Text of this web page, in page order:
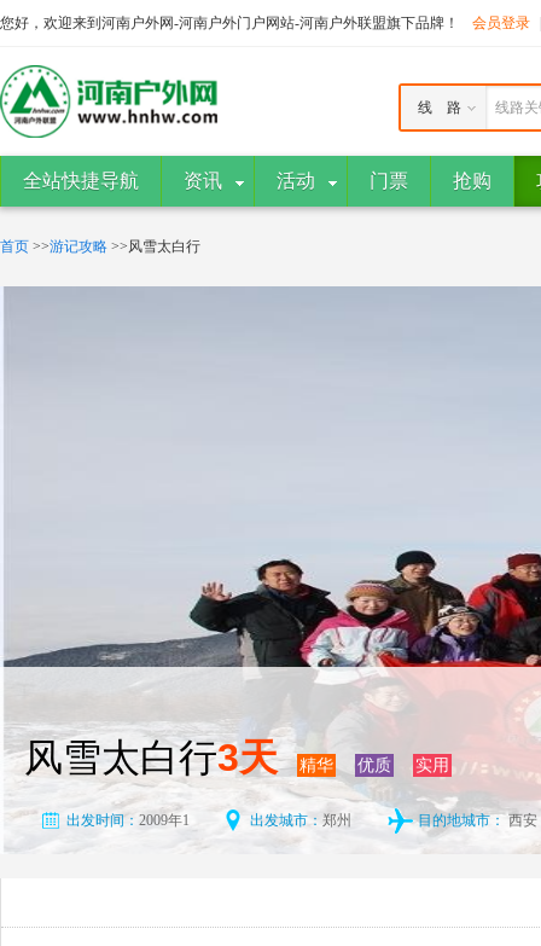
您好，欢迎来到河南户外网-河南户外门户网站-河南户外联盟旗下品牌！ 会员登录
线路
线 路
全站快捷导航 资讯 活动 门票 抢购
首页 >>游记攻略 >>风雪太白行
风雪太白行3天 精华 优质 实用
出发时间： 2009年1 出发城市： 郑州 目的地城市： 西安